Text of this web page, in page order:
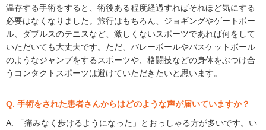
温存する手術をすると、術後ある程度経過すればそれほど気にする
必要はなくなりました。旅行はもちろん、ジョギングやゲートボー
ル、ダブルスのテニスなど、激しくないスポーツであれば何をして
いただいても大丈夫です。ただ、バレーボールやバスケットボール
のようなジャンプをするスポーツや、格闘技などの身体をぶつけ合
うコンタクトスポーツは避けていただきたいと思います。
Q. 手術をされた患者さんからはどのような声が届いていますか？
A. 「痛みなく歩けるようになった」とおっしゃる方が多いです。い